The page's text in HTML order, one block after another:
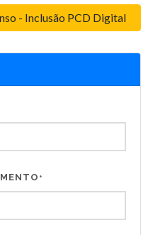
- Inclusão PCD Digital
*